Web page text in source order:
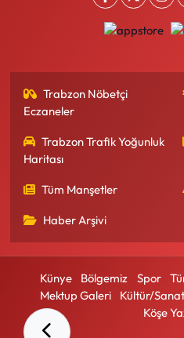
Trabzon Nöbetçi
Eczaneler
Trabzon Trafik Yoğunluk
Haritası
Tüm Manşetler
Haber Arşivi
Künye Bölgemiz Spor
Mektup Galeri
Kültür/Sanat
Köşe